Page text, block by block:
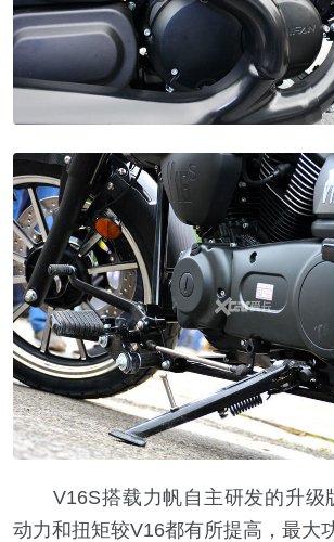
V16S搭载力帆自主研发的升级
动力和扭矩较V16都有所提高，最大